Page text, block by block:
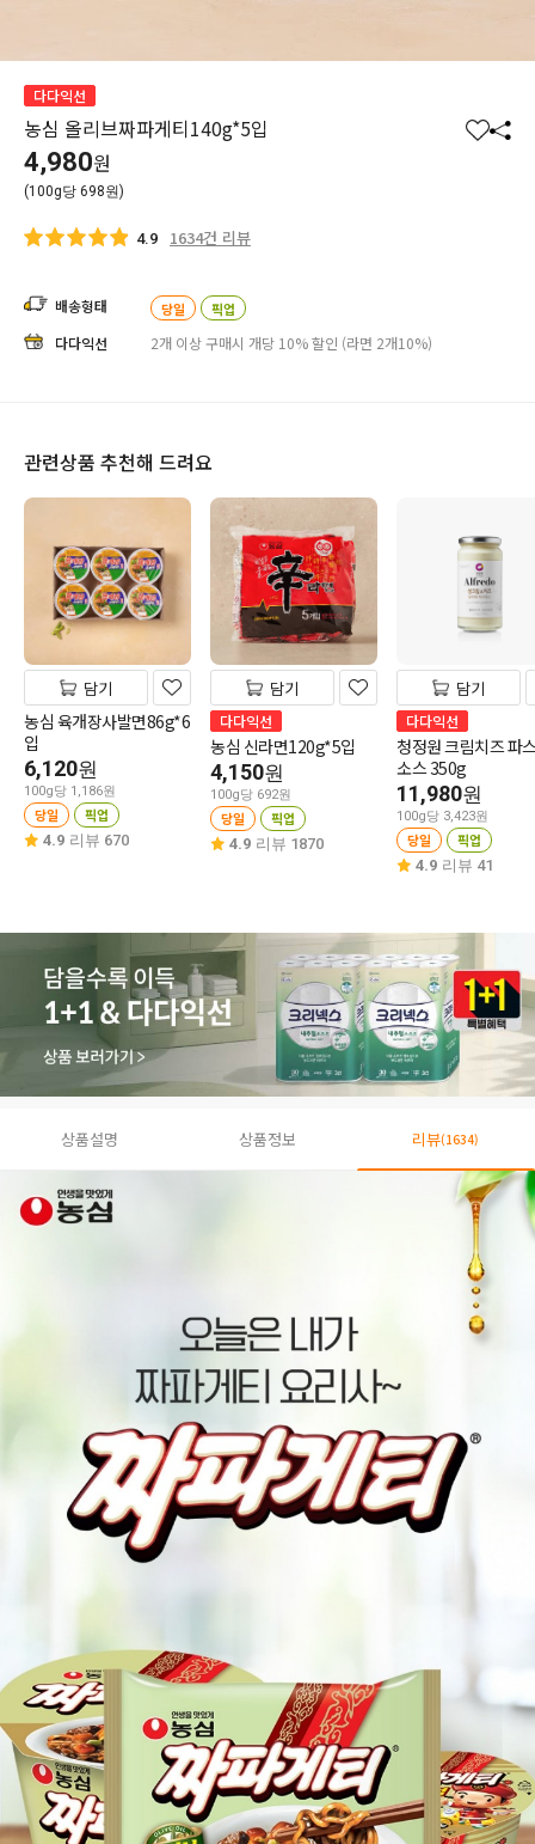
다다익선
농심 올리브짜파게티140g*5입
찜 공
4,980원
(100g당 698원)
4.9 1634건 리뷰
배송형태 당일 픽업
다다익선 2개 이상 구매시 개당 10% 할인 (라면 2개10%)
관련상품 추천해 드려요
담기
농심 육개장사발면86g*6
입
6,120원
100g당 1,186원
당일 픽업
4.9 리뷰 670
담기
다다익선
농심 신라면120g*5입
4,150원
100g당 692원
당일 픽업
4.9 리뷰 1870
담기
다다익선
청정원 크림치즈 파
소스 350g
11,980원
100g당 3,423원
당일 픽업
4.9 리뷰 41
상품설명 상품정보 리뷰(1634)